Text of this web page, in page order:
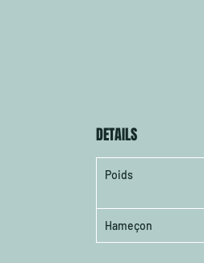
DETAILS
Poids
Hameçon